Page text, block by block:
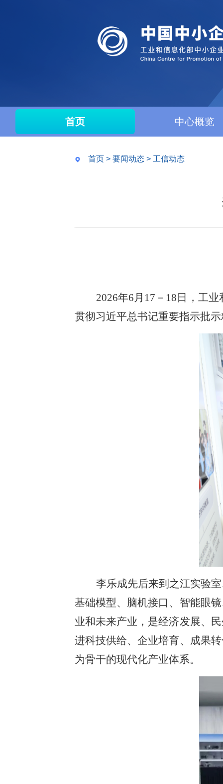
首页 中心概览
首页 > 要闻动态 > 工信动态
2026年6月17－18日，工
贯彻习近平总书记重要指示批
李乐成先后来到之江实验
基础模型、脑机接口、智能眼
业和未来产业，是经济发展、
进科技供给、企业培育、成果
为骨干的现代化产业体系。